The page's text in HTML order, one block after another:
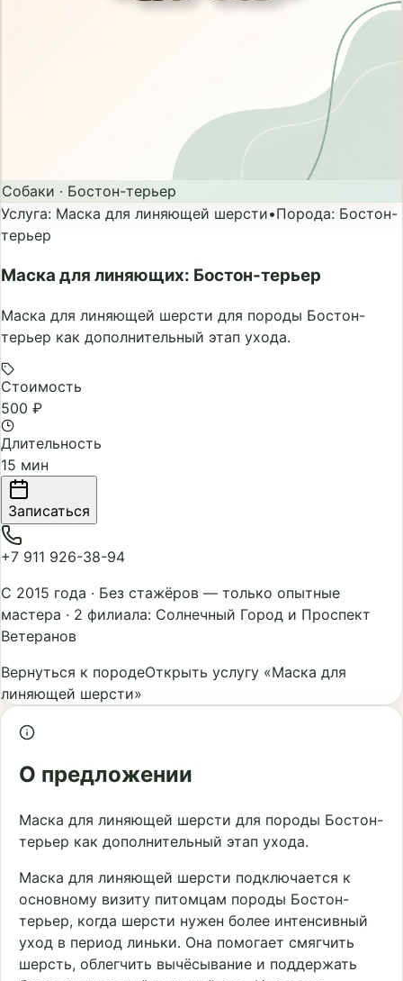
Собаки · Бостон-терьер
Услуга: Маска для линяющей шерсти•Порода: Бостон-
терьер
Маска для линяющих: Бостон-терьер
Маска для линяющей шерсти для породы Бостон-
терьер как дополнительный этап ухода.
Стоимость
500 ₽
Длительность
15 мин
Записаться
+7 911 926-38-94
С 2015 года · Без стажёров — только опытные
мастера · 2 филиала: Солнечный Город и Проспект
Ветеранов
Вернуться к породеОткрыть услугу «Маска для
линяющей шерсти»
О предложении
Маска для линяющей шерсти для породы Бостон-
терьер как дополнительный этап ухода.
Маска для линяющей шерсти подключается к
основному визиту питомцам породы Бостон-
терьер, когда шерсти нужен более интенсивный
уход в период линьки. Она помогает смягчить
шерсть, облегчить вычёсывание и поддержать